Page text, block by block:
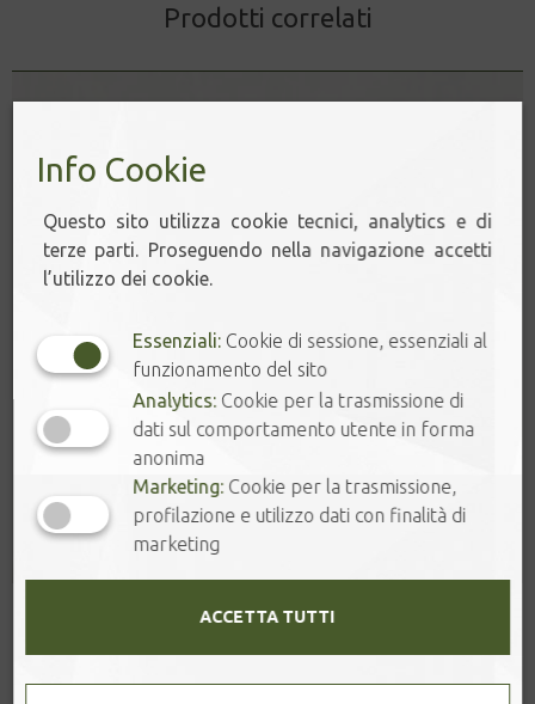
Prodotti correlati
Gyokuro Asahi Uji – Tè verde giapponese ombreggiato
prefettura di Kyoto. [...]
Info Cookie
Questo sito utilizza cookie tecnici, analytics e di
terze parti. Proseguendo nella navigazione accetti
l’utilizzo dei cookie.
Essenziali: Cookie di sessione, essenziali al
funzionamento del sito
Analytics: Cookie per la trasmissione di
dati sul comportamento utente in forma
anonima
Marketing: Cookie per la trasmissione,
profilazione e utilizzo dati con finalità di
marketing
ACCETTA TUTTI